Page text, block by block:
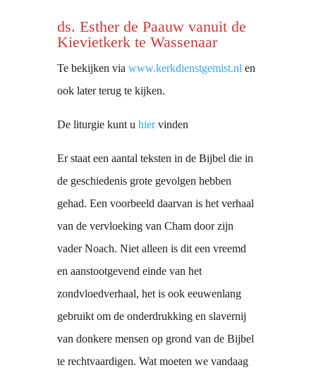
ds. Esther de Paauw vanuit de
Kievietkerk te Wassenaar
Te bekijken via www.kerkdienstgemist.nl en
ook later terug te kijken.
De liturgie kunt u hiervinden
Er staat een aantal teksten in de Bijbel die in
de geschiedenis grote gevolgen hebben
gehad. Een voorbeeld daarvan is het verhaal
van de vervloeking van Cham door zijn
vader Noach. Niet alleen is dit een vreemd
en aanstootgevend einde van het
zondvloedverhaal, het is ook eeuwenlang
gebruikt om de onderdrukking en slavernij
van donkere mensen op grond van de Bijbel
te rechtvaardigen. Wat moeten we vandaag